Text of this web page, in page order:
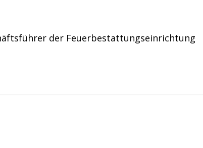
der Feuerbestattungseinrichtung